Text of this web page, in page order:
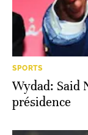
SPORTS
Wydad: Said
présidence